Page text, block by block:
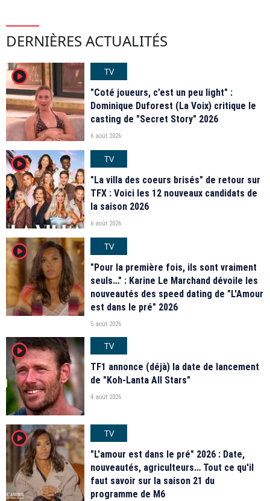
DERNIÈRES ACTUALITÉS
player2
TV
"Coté joueurs, c’est un peu light" :
Dominique Duforest (La Voix) critique le
casting de "Secret Story" 2026
6 août 2026
player2
TV
"La villa des coeurs brisés" de retour sur
TFX : Voici les 12 nouveaux candidats de
la saison 2026
6 août 2026
player2
TV
"Pour la première fois, ils sont vraiment
seuls…" : Karine Le Marchand dévoile les
nouveautés des speed dating de "L'Amour
est dans le pré" 2026
5 août 2026
player2
TV
TF1 annonce (déjà) la date de lancement
de "Koh-Lanta All Stars"
4 août 2026
player2
TV
"L'amour est dans le pré" 2026 : Date,
nouveautés, agriculteurs… Tout ce qu'il
faut savoir sur la saison 21 du
programme de M6